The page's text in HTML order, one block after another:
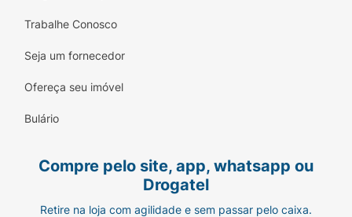
Trabalhe Conosco
Seja um fornecedor
Ofereça seu imóvel
Bulário
Compre pelo site, app, whatsapp ou
Drogatel
Retire na loja com agilidade e sem passar pelo caixa.